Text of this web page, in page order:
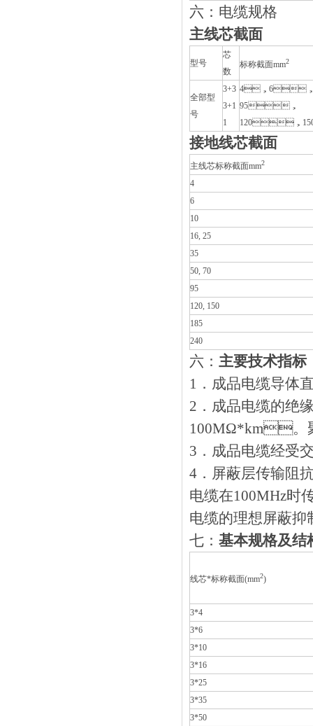
六：电缆规格
主线芯截面
型号
芯
数
标称截面mm2
全部型
号
3+3
3+1
1
4，6
95，
120，
接地线芯截面
主线芯标称截面mm2
4
6
10
16, 25
35
50, 70
95
120, 150
185
240
六： 主要技术指标
1．成品电缆导体
2．成品电缆的绝
100MΩ*km。
3．成品电缆经受交
4．屏蔽层传输阻
电缆在100MHz
电缆的理想屏蔽抑
七： 基本规格及结
线芯*标称截面(mm2)
3*4
3*6
3*10
3*16
3*25
3*35
3*50